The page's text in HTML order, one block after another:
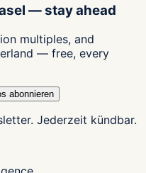
— stay ahead
multiples, and
— free, every
abonnieren
Jederzeit kündbar.